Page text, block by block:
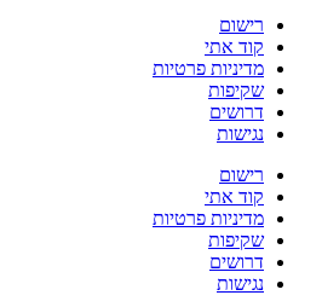
רישום
קוד אתי
מדיניות פרטיות
שקיפות
דרושים
נגישות
רישום
קוד אתי
מדיניות פרטיות
שקיפות
דרושים
נגישות